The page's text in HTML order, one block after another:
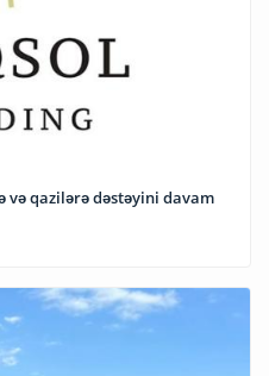
və qazilərə dəstəyini davam